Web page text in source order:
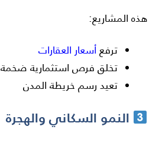
هذه المشاريع:
ترفعأسعار العقارات
تخلق فرص استثمارية ضخمة
تعيد رسم خريطة المدن
النمو السكاني والهجرة